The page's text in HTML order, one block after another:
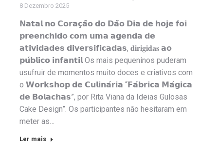
8 Dezembro 2025
𝗡𝗮𝘁𝗮𝗹 𝗻𝗼 𝗖𝗼𝗿𝗮𝗰̧𝗮̃𝗼 𝗱𝗼 𝗗𝗮̃𝗼 𝗗𝗶𝗮 𝗱𝗲 𝗵𝗼𝗷𝗲 𝗳𝗼𝗶
𝗽𝗿𝗲𝗲𝗻𝗰𝗵𝗶𝗱𝗼 𝗰𝗼𝗺 𝘂𝗺𝗮 𝗮𝗴𝗲𝗻𝗱𝗮 𝗱𝗲
𝗮𝘁𝗶𝘃𝗶𝗱𝗮𝗱𝗲𝘀 𝗱𝗶𝘃𝗲𝗿𝘀𝗶𝗳𝗶𝗰𝗮𝗱𝗮𝘀, 𝐝𝐢𝐫𝐢𝐠𝐢𝐝𝐚𝐬 𝗮𝗼
𝗽𝘂́𝗯𝗹𝗶𝗰𝗼 𝗶𝗻𝗳𝗮𝗻𝘁𝗶𝗹 Os mais pequeninos puderam
usufruir de momentos muito doces e criativos com
o 𝗪𝗼𝗿𝗸𝘀𝗵𝗼𝗽 𝗱𝗲 𝗖𝘂𝗹𝗶𝗻𝗮́𝗿𝗶𝗮 “𝗙𝗮́𝗯𝗿𝗶𝗰𝗮 𝗠𝗮́𝗴𝗶𝗰𝗮
𝗱𝗲 𝗕𝗼𝗹𝗮𝗰𝗵𝗮𝘀”, por Rita Viana da Ideias Gulosas
Cake Design”. Os participantes não hesitaram em
meter as…
Ler mais